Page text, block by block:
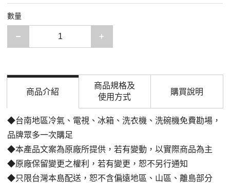
數量
減少一項
商品介紹
商品規格及
使用方式
購買說明
◆台南地區冷氣、電視、冰箱、洗衣機、洗碗機免費勘場 ，
品牌眾多一次購足
◆本產品文案為原廠所提供，若有變動，以實際商品為主
◆原廠保留變更之權利，若有變更，恕不另行通知
◆只限台灣本島配送，恕不含偏遠地區、山區、離島部分